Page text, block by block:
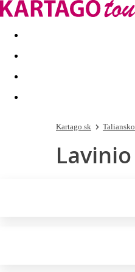
Last minute Dovolenkové
Kartago.sk Taliansko